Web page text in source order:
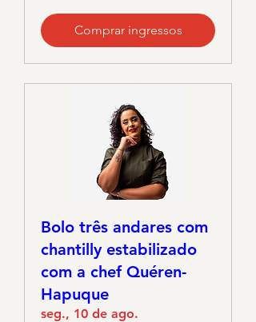
Comprar ingressos
Bolo três andares com
chantilly estabilizado
com a chef Quéren-
Hapuque
seg., 10 de ago.